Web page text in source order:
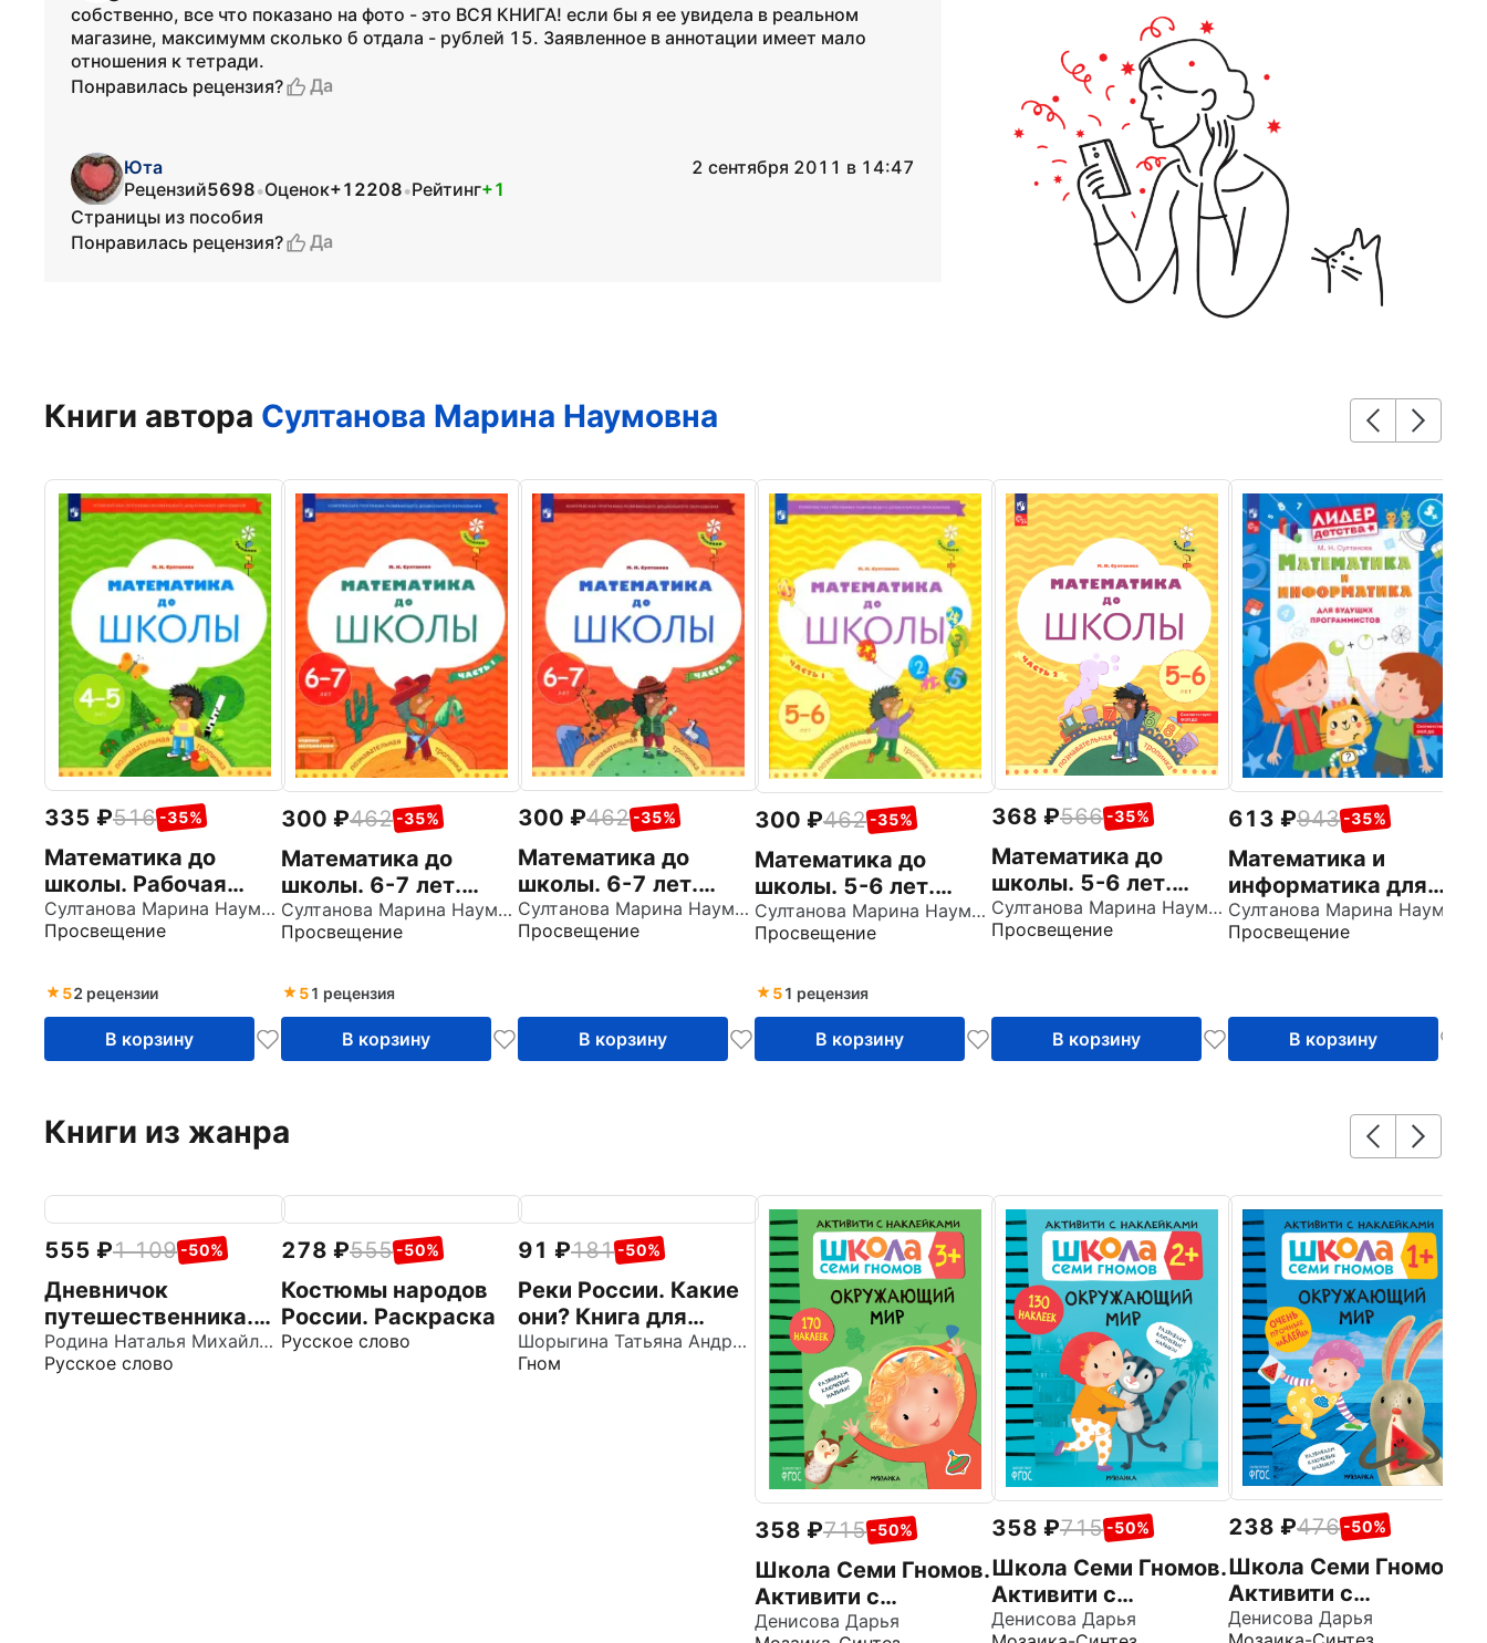
собственно, все что показано на фото - это ВСЯ КНИГА! если бы я ее увидела в реальном
магазине, максимумм сколько б отдала - рублей 15. Заявленное в аннотации имеет мало
отношения к тетради.
Понравилась рецензия?
Да
Юта
2 сентября 2011 в 14:47
Рецензий5698•Оценок+12208•Рейтинг+1
Страницы из пособия
Понравилась рецензия?
Да
Книги автора Султанова Марина Наумовна
335 516 -35%
Математика до
школы. Рабочая
тетрадь для детей
4-5 лет. ФГОС ДО
Султанова Марина Наумовна
Просвещение
52 рецензии
В корзину
300 462 -35%
Математика до
школы. 6-7 лет.
Рабочая тетрадь. В
2-х частях. Часть 1.
Султанова Марина Наумовна
Просвещение
51 рецензия
В корзину
300 462 -35%
Математика до
школы. 6-7 лет.
Рабочая тетрадь. В
2-х частях. Часть 2.
Султанова Марина Наумовна
Просвещение
В корзину
300 462 -35%
Математика до
школы. 5-6 лет.
Рабочая тетрадь. В
2-х частях. Часть 1.
Султанова Марина Наумовна
Просвещение
51 рецензия
В корзину
368 566 -35%
Математика до
школы. 5-6 лет.
Рабочая тетрадь. В
2-х частях. Часть 2.
Султанова Марина Наумовна
Просвещение
В корзину
613 943 -35%
Математика и
информатика для
будущих
программистов.
лет. ФГОС ДО
Просвещение
В корзину
Книги из жанра
555 1 109 -50%
Дневничок
путешественника.
Тетрадь с
заданиями для
Родина Наталья Михайловна
Русское слово
278 555 -50%
Костюмы народов
России. Раскраска
Русское слово
91 181 -50%
Реки России. Какие
они? Книга для
воспитателей,
гувернеров и
Шорыгина Татьяна Андреевна
Гном
358 715 -50%
Школа Семи Гномов.
Активити с
наклейками.
Денисова Дарья
358 715 -50%
Школа Семи Гномов.
Активити с
наклейками.
Денисова Дарья
238 476 -50%
Школа Семи Гномов.
Активити с
наклейками.
Денисова Дарья